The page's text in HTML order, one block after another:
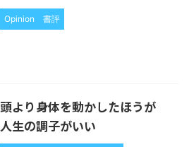
Opinion 書評
頭より身体を動かしたほうが
人生の調子がいい